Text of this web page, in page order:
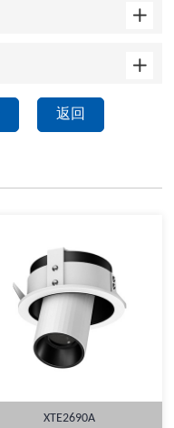
返回
XTE2690A